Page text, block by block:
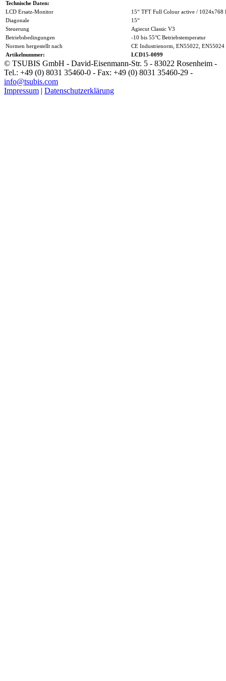
Technische Daten:
LCD Ersatz-Monitor
15“ TFT Full Colour active / 1024x768
Diagonale
15“
Steuerung
Agiecut Classic V3
Betriebsbedingungen
-10 bis 55°C Betriebstemperatur
Normen hergestellt nach
CE Industrienorm, EN55022, EN55024
Artikelnummer:
LCD15-0099
© TSUBIS GmbH - David-Eisenmann-Str. 5 - 83022 Rosenheim -
Tel.: +49 (0) 8031 35460-0 - Fax: +49 (0) 8031 35460-29 -
info@tsubis.com
Impressum | Datenschutzerklärung